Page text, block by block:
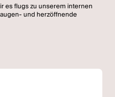
es flugs zu unserem internen
und herzöffnende